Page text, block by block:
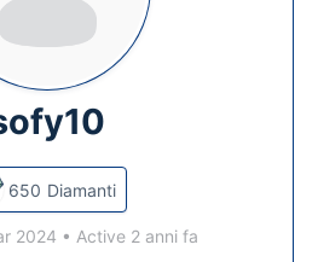
650 Diamanti
2024 • Active 2 anni fa